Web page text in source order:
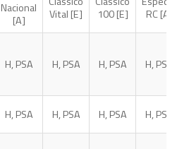
Nacional
[A]
Vital [E]
100 [E]
RC [A]
H, PSA H, PSA H, PSA H, PSA
H, PSA H, PSA H, PSA
H, PSA